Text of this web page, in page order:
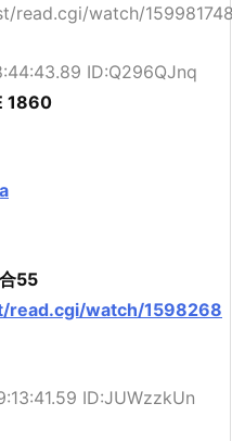
read.cgi/watch/
ID:Q296QJnq
1860
55
read.cgi/watch/1598268
ID:JUWzzkUn